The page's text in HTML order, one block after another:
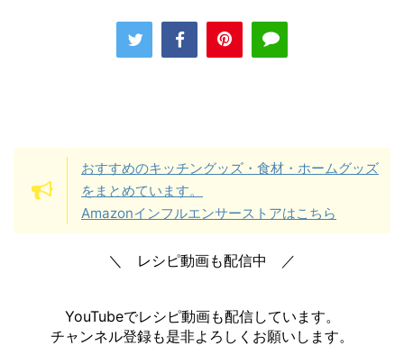
おすすめのキッチングッズ・食材・ホームグッズ
をまとめています。
Amazonインフルエンサーストアはこちら
＼ レシピ動画も配信中 ／
YouTubeでレシピ動画も配信しています。
チャンネル登録も是非よろしくお願いします。